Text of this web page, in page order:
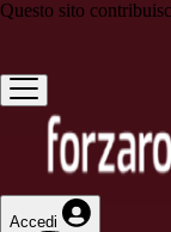
Questo sito
Accedi